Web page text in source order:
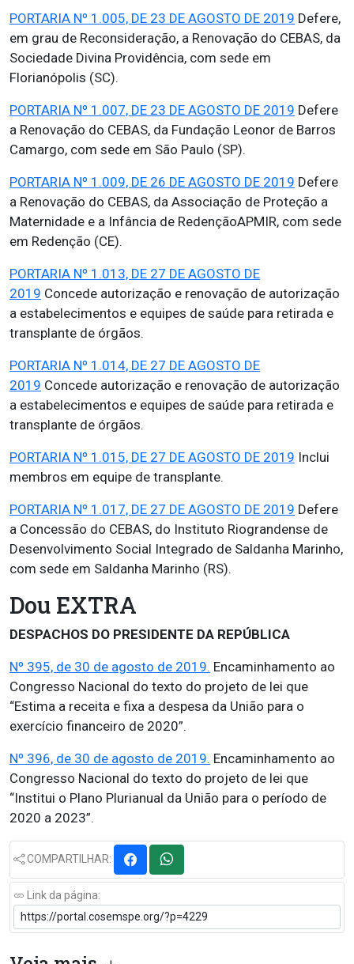
PORTARIA Nº 1.005, DE 23 DE AGOSTO DE 2019 Defere,
em grau de Reconsideração, a Renovação do CEBAS, da
Sociedade Divina Providência, com sede em
Florianópolis (SC).
PORTARIA Nº 1.007, DE 23 DE AGOSTO DE 2019 Defere
a Renovação do CEBAS, da Fundação Leonor de Barros
Camargo, com sede em São Paulo (SP).
PORTARIA Nº 1.009, DE 26 DE AGOSTO DE 2019 Defere
a Renovação do CEBAS, da Associação de Proteção a
Maternidade e a Infância de RedençãoAPMIR, com sede
em Redenção (CE).
PORTARIA Nº 1.013, DE 27 DE AGOSTO DE
2019 Concede autorização e renovação de autorização
a estabelecimentos e equipes de saúde para retirada e
transplante de órgãos.
PORTARIA Nº 1.014, DE 27 DE AGOSTO DE
2019 Concede autorização e renovação de autorização
a estabelecimentos e equipes de saúde para retirada e
transplante de órgãos.
PORTARIA Nº 1.015, DE 27 DE AGOSTO DE 2019 Inclui
membros em equipe de transplante.
PORTARIA Nº 1.017, DE 27 DE AGOSTO DE 2019 Defere
a Concessão do CEBAS, do Instituto Riograndense de
Desenvolvimento Social Integrado de Saldanha Marinho,
com sede em Saldanha Marinho (RS).
Dou EXTRA
DESPACHOS DO PRESIDENTE DA REPÚBLICA
Nº 395, de 30 de agosto de 2019. Encaminhamento ao
Congresso Nacional do texto do projeto de lei que
“Estima a receita e fixa a despesa da União para o
exercício financeiro de 2020”.
Nº 396, de 30 de agosto de 2019. Encaminhamento ao
Congresso Nacional do texto do projeto de lei que
“Institui o Plano Plurianual da União para o período de
2020 a 2023”.
COMPARTILHAR:
Link da página: